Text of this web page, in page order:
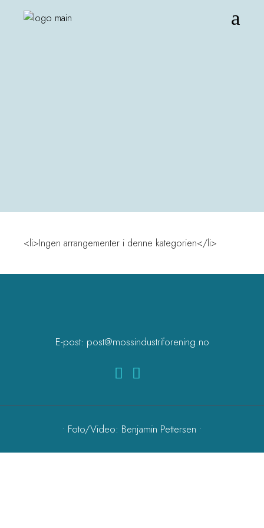
<li>Ingen arrangementer i denne kategorien</li>
E-post: post@mossindustriforening.no
• Foto/Video: Benjamin Pettersen •